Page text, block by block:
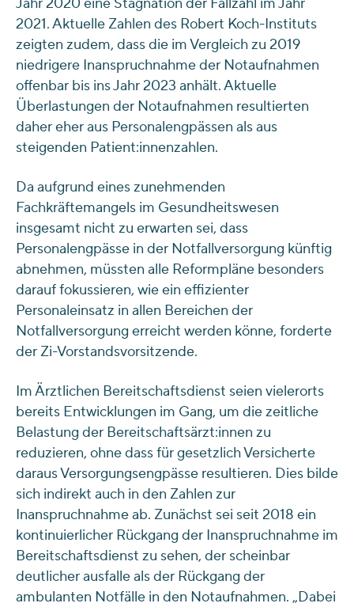
2021. Aktuelle Zahlen des Robert Koch-Instituts
zeigten zudem, dass die im Vergleich zu 2019
niedrigere Inanspruchnahme der Notaufnahmen
offenbar bis ins Jahr 2023 anhält. Aktuelle
Überlastungen der Notaufnahmen resultierten
daher eher aus Personalengpässen als aus
steigenden Patient:innenzahlen.
Da aufgrund eines zunehmenden
Fachkräftemangels im Gesundheitswesen
insgesamt nicht zu erwarten sei, dass
Personalengpässe in der Notfallversorgung künftig
abnehmen, müssten alle Reformpläne besonders
darauf fokussieren, wie ein effizienter
Personaleinsatz in allen Bereichen der
Notfallversorgung erreicht werden könne, forderte
der Zi-Vorstandsvorsitzende.
Im Ärztlichen Bereitschaftsdienst seien vielerorts
bereits Entwicklungen im Gang, um die zeitliche
Belastung der Bereitschaftsärzt:innen zu
reduzieren, ohne dass für gesetzlich Versicherte
daraus Versorgungsengpässe resultieren. Dies bilde
sich indirekt auch in den Zahlen zur
Inanspruchnahme ab. Zunächst sei seit 2018 ein
kontinuierlicher Rückgang der Inanspruchnahme im
Bereitschaftsdienst zu sehen, der scheinbar
deutlicher ausfalle als der Rückgang der
ambulanten Notfälle in den Notaufnahmen. „Dabei